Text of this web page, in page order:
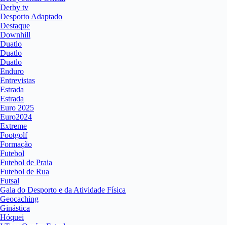
Derby tv
Desporto Adaptado
Destaque
Downhill
Duatlo
Duatlo
Duatlo
Enduro
Entrevistas
Estrada
Estrada
Euro 2025
Euro2024
Extreme
Footgolf
Formação
Futebol
Futebol de Praia
Futebol de Rua
Futsal
Gala do Desporto e da Atividade Física
Geocaching
Ginástica
Hóquei